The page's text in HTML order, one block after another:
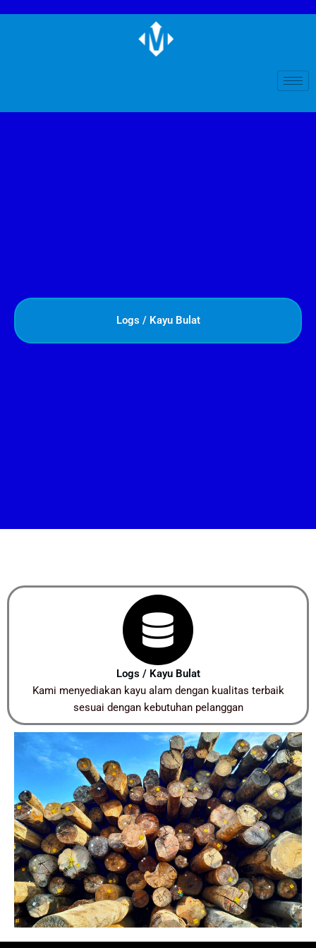
Logs / Kayu Bulat
Logs / Kayu Bulat
Kami menyediakan kayu alam dengan kualitas terbaik
sesuai dengan kebutuhan pelanggan